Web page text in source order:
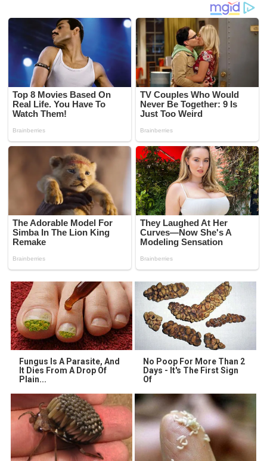
Fungus Is A Parasite, And
It Dies From A Drop Of
Plain...
No Poop For More Than 2
Days - It's The First Sign
Of